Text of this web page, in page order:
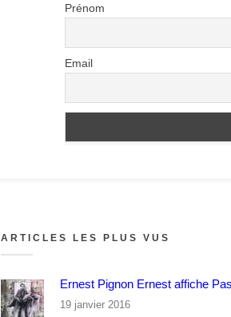
Prénom
Email
ARTICLES LES PLUS VUS
Ernest Pignon Ernest affiche
19 janvier 2016